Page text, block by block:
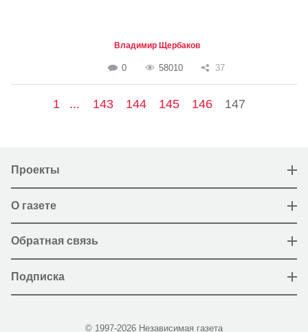
Владимир Щербаков
0 58010 37
1 ... 143 144 145 146 147
Проекты
О газете
Обратная связь
Подписка
© 1997-2026 Независимая газета